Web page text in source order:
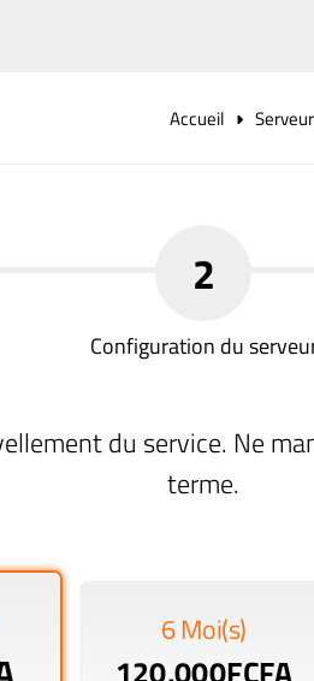
Accueil
2
Configuration du
du service. Ne
terme.
6 Moi(s)